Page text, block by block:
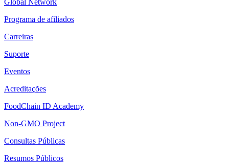
Global Network
Programa de afiliados
Carreiras
Suporte
Eventos
Acreditações
FoodChain ID Academy
Non-GMO Project
Consultas Públicas
Resumos Públicos